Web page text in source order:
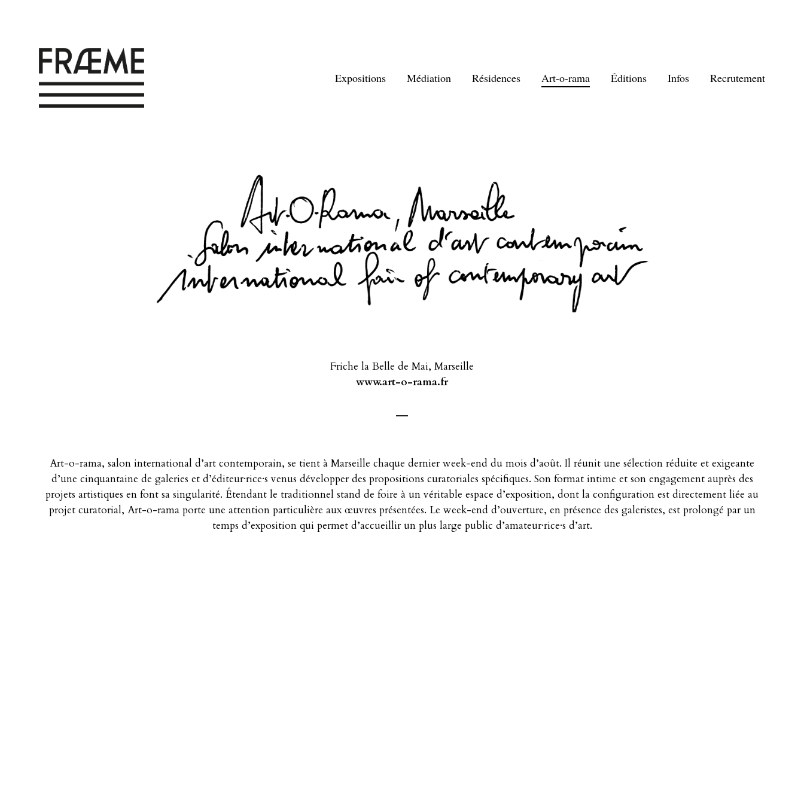
Expositions Médiation Résidences Art-o-rama Éditions Infos Recrutement
Friche la Belle de Mai, Marseille
www.art-o-rama.fr
—
Art-o-rama, salon international d’art contemporain, se tient à Marseille chaque dernier week-end du mois d’août. Il réunit une sélection réduite et exigeante
d’une cinquantaine de galeries et d’éditeur·rice·s venus développer des propositions curatoriales spécifiques. Son format intime et son engagement auprès des
projets artistiques en font sa singularité. Étendant le traditionnel stand de foire à un véritable espace d’exposition, dont la configuration est directement liée au
projet curatorial, Art-o-rama porte une attention particulière aux œuvres présentées. Le week-end d’ouverture, en présence des galeristes, est prolongé par un
temps d’exposition qui permet d’accueillir un plus large public d’amateur·rice·s d’art.